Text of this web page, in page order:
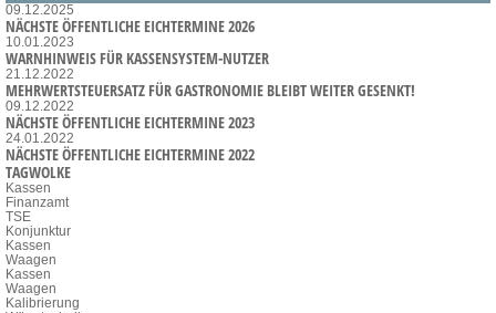
09.12.2025
NÄCHSTE ÖFFENTLICHE EICHTERMINE 2026
10.01.2023
WARNHINWEIS FÜR KASSENSYSTEM-NUTZER
21.12.2022
MEHRWERTSTEUERSATZ FÜR GASTRONOMIE BLEIBT WEITER GESENKT!
09.12.2022
NÄCHSTE ÖFFENTLICHE EICHTERMINE 2023
24.01.2022
NÄCHSTE ÖFFENTLICHE EICHTERMINE 2022
TAGWOLKE
Kassen
Finanzamt
TSE
Konjunktur
Kassen
Waagen
Kassen
Waagen
Kalibrierung